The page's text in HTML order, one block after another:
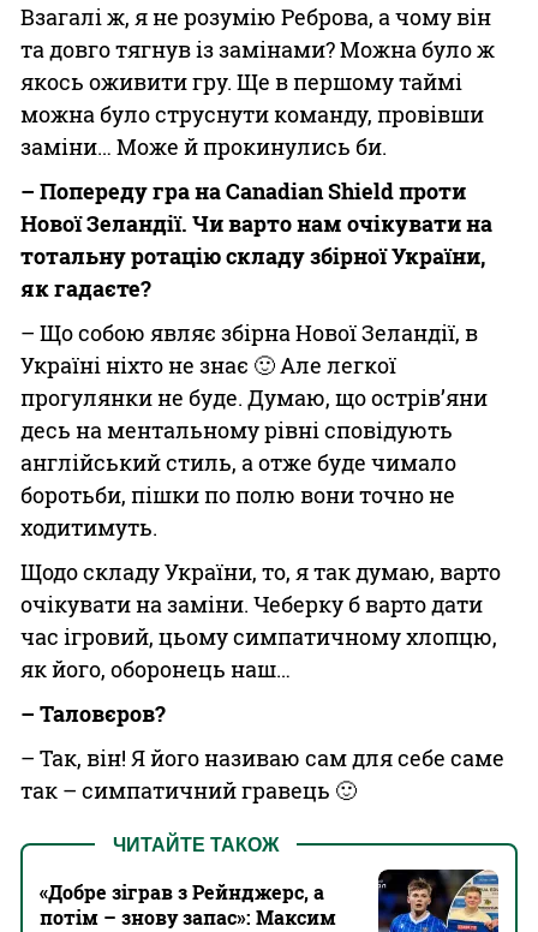
Взагалі ж, я не розумію Реброва, а чому він
та довго тягнув із замінами? Можна було ж
якось оживити гру. Ще в першому таймі
можна було струснути команду, провівши
заміни… Може й прокинулись би.
– Попереду гра на Canadian Shield проти
Нової Зеландії. Чи варто нам очікувати на
тотальну ротацію складу збірної України,
як гадаєте?
– Що собою являє збірна Нової Зеландії, в
Україні ніхто не знає 🙂 Але легкої
прогулянки не буде. Думаю, що острів’яни
десь на ментальному рівні сповідують
англійський стиль, а отже буде чимало
боротьби, пішки по полю вони точно не
ходитимуть.
Щодо складу України, то, я так думаю, варто
очікувати на заміни. Чеберку б варто дати
час ігровий, цьому симпатичному хлопцю,
як його, оборонець наш…
– Таловєров?
– Так, він! Я його називаю сам для себе саме
так – симпатичний гравець 🙂
ЧИТАЙТЕ ТАКОЖ
«Добре зіграв з Рейнджерс, а
потім – знову запас»: Максим